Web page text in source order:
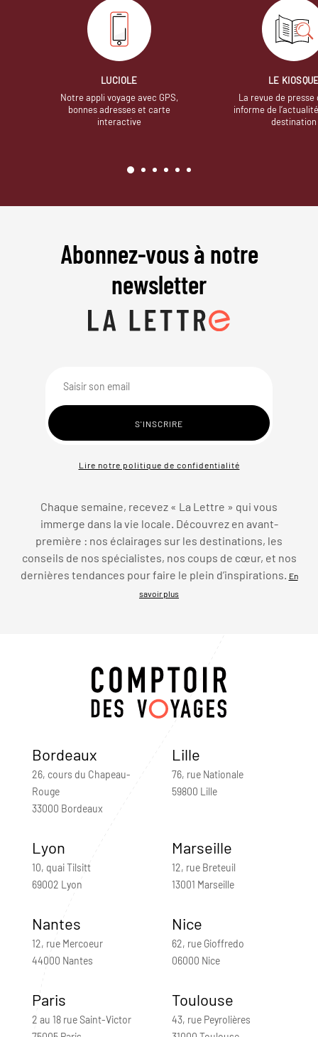
LUCIOLE
Notre appli voyage avec GPS,
bonnes adresses et carte
interactive
LE
La revue de presse
informe de
destination
Abonnez-vous à notre
newsletter
Lire notre politique de confidentialité
Chaque semaine, recevez « La Lettre » qui vous
immerge dans la vie locale. Découvrez en avant-
première : nos éclairages sur les destinations, les
conseils de nos spécialistes, nos coups de cœur, et nos
dernières tendances pour faire le plein d’inspirations.
En
savoir plus
Bordeaux
26, cours du Chapeau-
Rouge
33000 Bordeaux
Lille
76, rue Nationale
59800 Lille
Lyon
10, quai Tilsitt
69002 Lyon
Marseille
12, rue Breteuil
13001 Marseille
Nantes
12, rue Mercoeur
44000 Nantes
Nice
62, rue Gioffredo
06000 Nice
Paris
2 au 18 rue Saint-Victor
Toulouse
43, rue Peyrolières